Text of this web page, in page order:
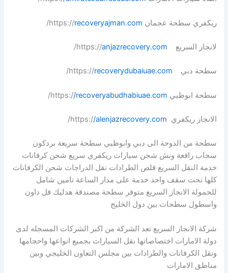
ريكفري سطحة عجمان https:// recoveryajman.com
/
لانجاز السريع https:// anjazrecovery.com
/
سطحة دبي https:// recoverydubaiuae.com
/
سطحة ابوظبي https:/ /recoveryabudhabiuae.com
/
الانجاز ريكفري https:/ /alenjazrecovery.com
/
سطحة من الدوحة الى دبي وابوظبي سطحة سريعة بردكون
سحاب رافعة ونش شحن سيارات ريكفري سريع شحن كرفانات
خدمة النقل السريع قلص الطرادات نقل الدراجات شحن الكرفانات
كلها تحت سقف واحد خدمة على مدار الساعة تامين شامل
للحمولة الانجاز السريع متوفر سطحة مصندقة هدليك فل داون
واسطول سطحات بين دول الخليج
شركة الانجاز السريع تعد الشركة من اكبر الشركات المسجله لدى
دولة الامارات اختصاصاتها نقل السيارات بجميع انواعها واحجامها
ونقل الكرفانات والطرادات بين مجلس التعاون الخليجي وبين
مناطق الامارات